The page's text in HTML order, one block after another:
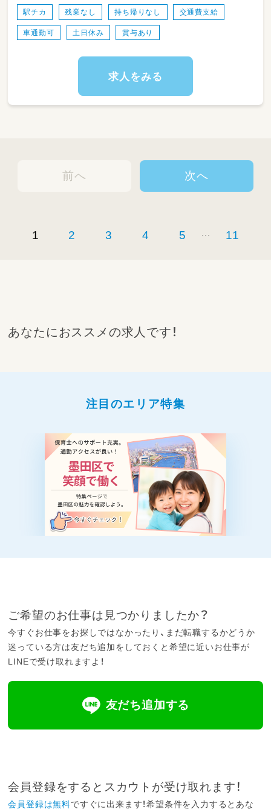
ス
・学校や自治体、医療機関等の外部機関との連携
調整
・お子さまの特性に合わせた療育の提供
駅チカ 残業なし 持ち帰りなし 交通費支給
車通勤可 土日休み 賞与あり
求人をみる
前へ
1 2 3 4 5 11
次へ
あなたにおススメの求人です！
注目のエリア特集
ご希望のお仕事は見つかりましたか？
今すぐお仕事をお探しではなかったり、まだ転職するかどうか
迷っている方は友だち追加をしておくと希望に近いお仕事が
LINEで受け取れますよ！
友だち追加する
会員登録をするとスカウトが受け取れます！
会員登録は無料ですぐに出来ます！希望条件を入力するとあな